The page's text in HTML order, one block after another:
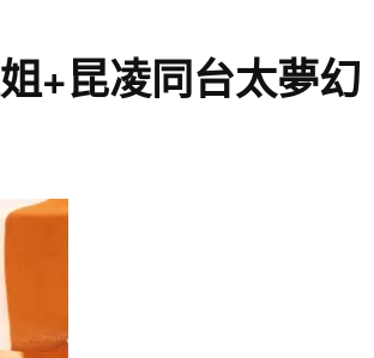
+昆凌同台太夢幻